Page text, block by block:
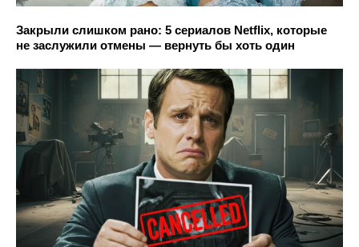
Закрыли слишком рано: 5 сериалов Netflix, которые
не заслужили отмены — вернуть бы хоть один